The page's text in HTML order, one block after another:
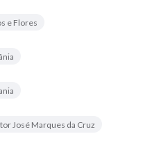
e Flores
José Marques da Cruz